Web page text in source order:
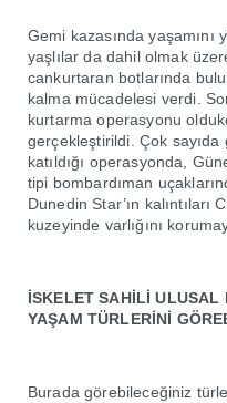
Gemi kazasında
yaşlılar da dahil olmak
cankurtaran botlarında
kalma mücadelesi verdi.
kurtarma operasyonu
gerçekleştirildi. Çok sayıda
katıldığı operasyonda,
tipi bombardıman
Dunedin Star’ın kalıntıları
kuzeyinde varlığını
İSKELET SAHİLİ ULUSAL
YAŞAM TÜRLERİNİ
Burada görebileceğiniz